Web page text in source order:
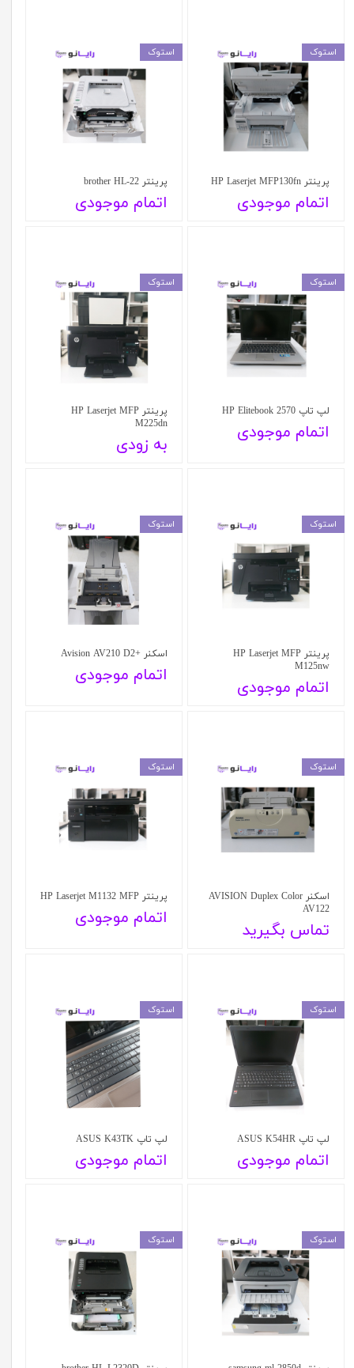
پرینتر HP Laserjet MFP130fn
اتمام موجودی
استوک
پرینتر brother HL-22
اتمام موجودی
استوک
لپ تاپ HP Elitebook 2570
اتمام موجودی
استوک
پرینتر HP Laserjet MFP
M225dn
به زودی
استوک
پرینتر HP Laserjet MFP
M125nw
اتمام موجودی
استوک
اسکنر +Avision AV210 D2
اتمام موجودی
استوک
اسکنر AVISION Duplex Color
AV122
تماس بگیرید
استوک
پرینتر HP Laserjet M1132 MFP
اتمام موجودی
استوک
لپ تاپ ASUS K54HR
اتمام موجودی
استوک
لپ تاپ ASUS K43TK
اتمام موجودی
استوک
استوک استوک